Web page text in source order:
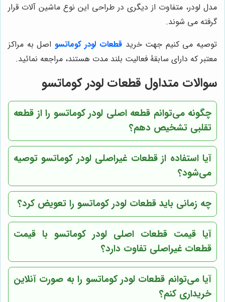
مدل لودر، متفاوت از دیگری در طراحی این نوع ماشین آلات قرار
گرفته می شوند.
توصیه می کنیم جهت خرید قطعات لودر کوماتسو اصل به مراکز
معتبر که دارای سابقۀ فعالیت بلند مدت هستند، مراجعه نمائید.
سوالات متداول قطعات لودر کوماتسو
چگونه می‌توانم قطعه اصلی لودر کوماتسو را از قطعه
تقلبی تشخیص دهم؟
آیا استفاده از قطعات غیراصلی لودر کوماتسو توصیه
می‌شود؟
چه زمانی باید قطعات لودر کوماتسو را تعویض کرد؟
آیا قیمت قطعات اصلی لودر کوماتسو با قیمت
قطعات غیراصلی تفاوت دارد؟
آیا می‌توانم قطعات لودر کوماتسو را به صورت آنلاین
خریداری کنم؟